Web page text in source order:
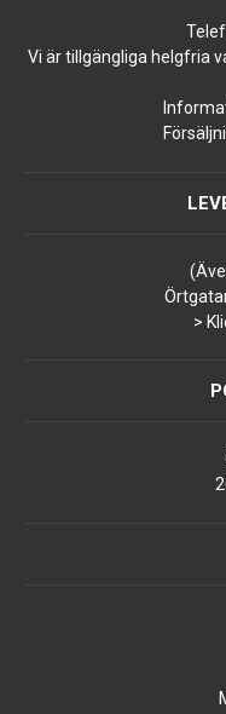
Vi är tillgängliga helgfria
>